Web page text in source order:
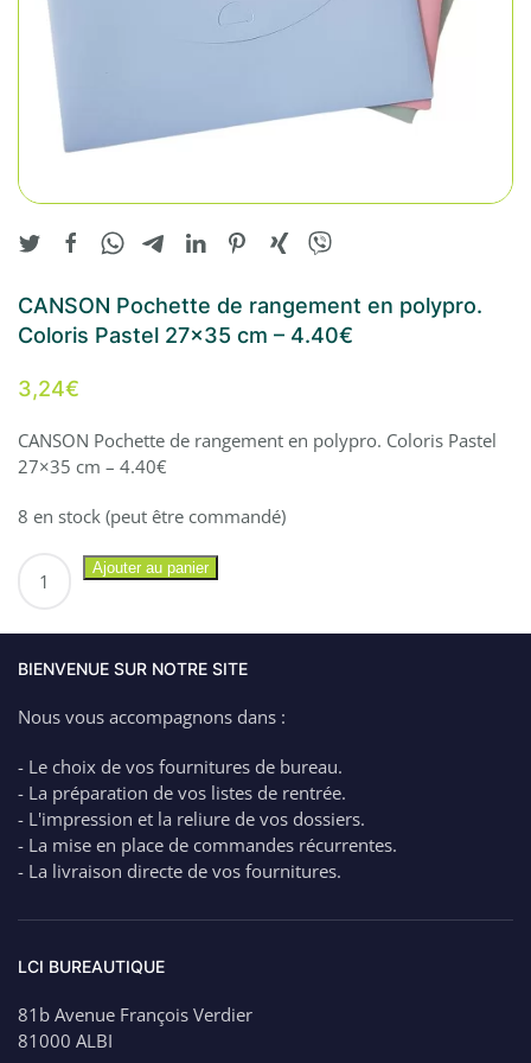
CANSON Pochette de rangement en polypro.
Coloris Pastel 27×35 cm – 4.40€
3,24€
CANSON Pochette de rangement en polypro. Coloris Pastel
27×35 cm – 4.40€
8 en stock (peut être commandé)
de
en
Coloris
Pastel
27×35
cm
–
Ajouter au panier
BIENVENUE SUR NOTRE SITE
Nous vous accompagnons dans :
- Le choix de vos fournitures de bureau.
- La préparation de vos listes de rentrée.
- L'impression et la reliure de vos dossiers.
- La mise en place de commandes récurrentes.
- La livraison directe de vos fournitures.
LCI BUREAUTIQUE
81b Avenue François Verdier
81000 ALBI